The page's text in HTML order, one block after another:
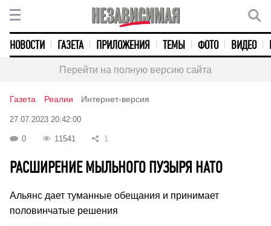
НОВОСТИ ГАЗЕТА ПРИЛОЖЕНИЯ ТЕМЫ ФОТО ВИДЕО
Перейти на полную версию сайта
Газета Реалии Интернет-версия
27.07.2023 20:42:00
0 11541 1
РАСШИРЕНИЕ МЫЛЬНОГО ПУЗЫРЯ НАТО
Альянс дает туманные обещания и принимает
половинчатые решения